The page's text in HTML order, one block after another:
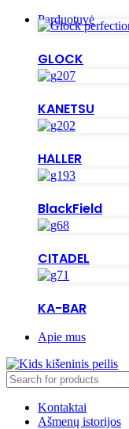
Parduotuvė
GLOCK
KANETSU
HALLER
BlackField
CITADEL
KA-BAR
Apie mus
Kontaktai
Ašmenų istorijos